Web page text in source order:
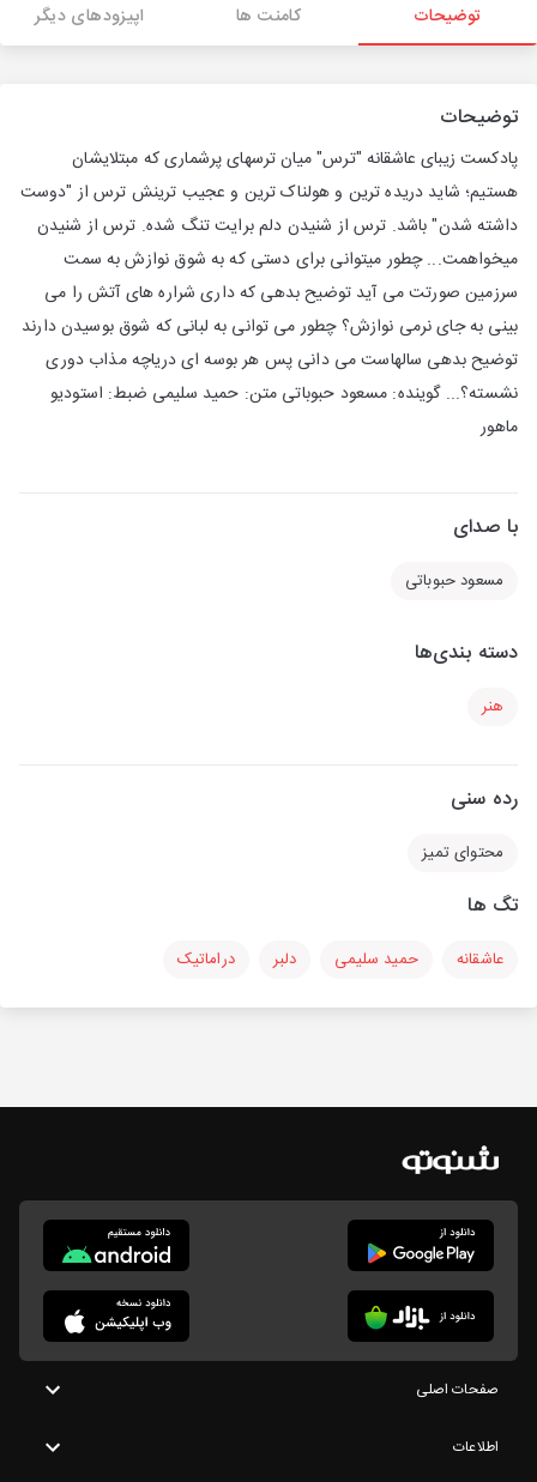
توضیحات کامنت ها اپیزودهای دیگر
توضیحات
پادکست زیبای عاشقانه "ترس" میان ترسهای پرشماری که مبتلایشان
هستیم؛ شاید دریده ترین و هولناک ترین و عجیب ترینش ترس از "دوست
داشته شدن" باشد. ترس از شنیدن دلم برایت تنگ شده. ترس از شنیدن
میخواهمت... چطور میتوانی برای دستی که به شوق نوازش به سمت
سرزمین صورتت می آید توضیح بدهی که داری شراره های آتش را می
بینی به جای نرمی نوازش؟ چطور می توانی به لبانی که شوق بوسیدن دارند
توضیح بدهی سالهاست می دانی پس هر بوسه ای دریاچه مذاب دوری
نشسته؟... گوینده: مسعود حبوباتی متن: حمید سلیمی ضبط: استودیو
ماهور
با صدای
مسعود حبوباتی
دسته بندی‌ها
هنر
رده سنی
محتوای تمیز
تگ ها
عاشقانه حمید سلیمی دلبر دراماتیک
صفحات اصلی
اطلاعات